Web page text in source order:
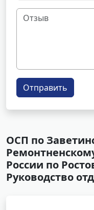
Отправить
ОСП по
России по
Руководство